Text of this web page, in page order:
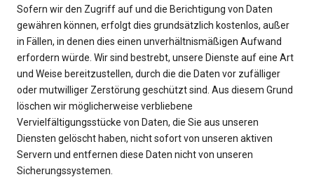
Sofern wir den Zugriff auf und die Berichtigung von Daten
gewähren können, erfolgt dies grundsätzlich kostenlos, außer
in Fällen, in denen dies einen unverhältnismäßigen Aufwand
erfordern würde. Wir sind bestrebt, unsere Dienste auf eine Art
und Weise bereitzustellen, durch die die Daten vor zufälliger
oder mutwilliger Zerstörung geschützt sind. Aus diesem Grund
löschen wir möglicherweise verbliebene
Vervielfältigungsstücke von Daten, die Sie aus unseren
Diensten gelöscht haben, nicht sofort von unseren aktiven
Servern und entfernen diese Daten nicht von unseren
Sicherungssystemen.